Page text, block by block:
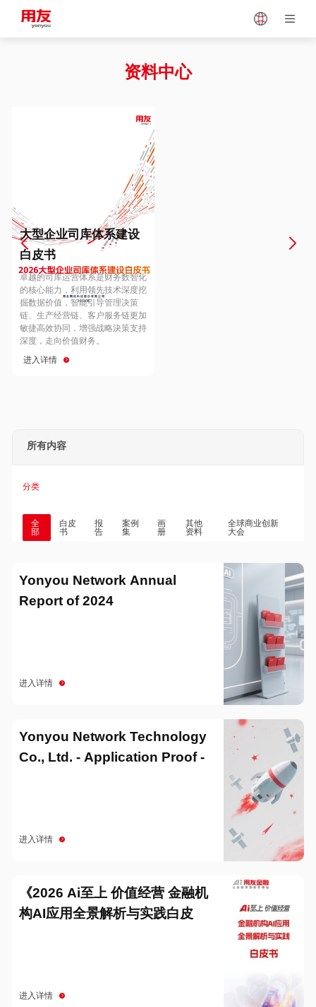
Vietnam
Europe
Hungary
Hong Kong
资料中心
大型企业司库体系建设
白皮书
卓越的司库运营体系是财务数智化
的核心能力，利用领先技术深度挖
掘数据价值，智能引导管理决策
链、生产经营链、客户服务链更加
敏捷高效协同，增强战略決策支持
深度，走向价值财务。
进入详情
所有内容
分类
全
部
白皮
书
报
告
案例
集
画
册
其他
资料
全球商业创新
大会
Yonyou Network Annual
Report of 2024
进入详情
Yonyou Network Technology
Co., Ltd. - Application Proof -
进入详情
《2026 Ai至上 价值经营 金融机
构AI应用全景解析与实践白皮
进入详情